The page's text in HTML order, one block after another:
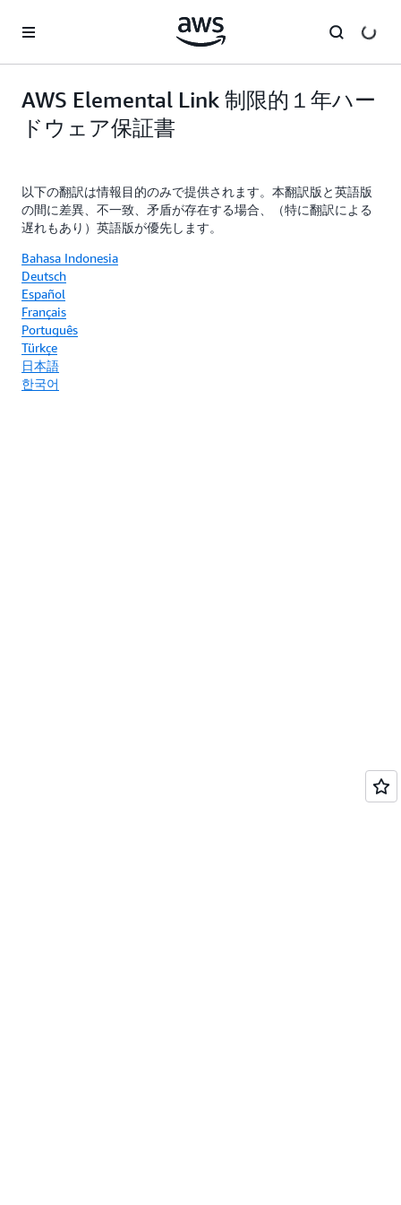
AWS Elemental Link 制限的１年ハー
ドウェア保証書
以下の翻訳は情報目的のみで提供されます。本翻訳版と英語版
の間に差異、不一致、矛盾が存在する場合、（特に翻訳による
遅れもあり）英語版が優先します。
Bahasa Indonesia
Deutsch
Español
Français
Português
Türkçe
日本語
한국어